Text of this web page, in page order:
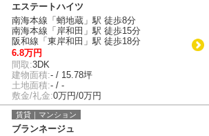
エステートハイツ
南海本線「蛸地蔵」駅 徒歩8分
南海本線「岸和田」駅 徒歩15分
阪和線「東岸和田」駅 徒歩18分
6.8万円
間取:3DK
建物面積:- / 15.78坪
土地面積:- / -
敷金/礼金:0万円/0万円
賃貸｜マンション
ブランネージュ